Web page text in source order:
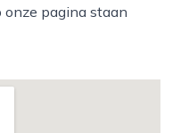
pagina staan